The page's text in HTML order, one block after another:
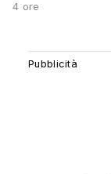
4 ore